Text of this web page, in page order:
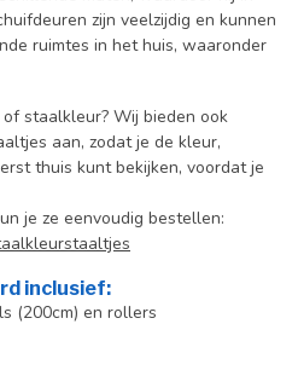
zijn veelzijdig en kunnen
ruimtes in het huis, waaronder
staalkleur? Wij bieden ook
aan, zodat je de kleur,
thuis kunt bekijken, voordat je
je ze eenvoudig bestellen:
inclusief:
(200cm) en rollers